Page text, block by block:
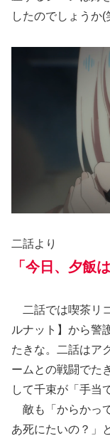
したのでしょうか(
二話より
「今日、夕飯
二話では喫茶リ
ルナット】から警
たきな。二話はア
ームとの戦闘でた
して千束が「手当
敵も「からかっ
あ死にたいの？」